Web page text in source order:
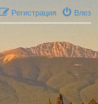
Влез
Регистрация